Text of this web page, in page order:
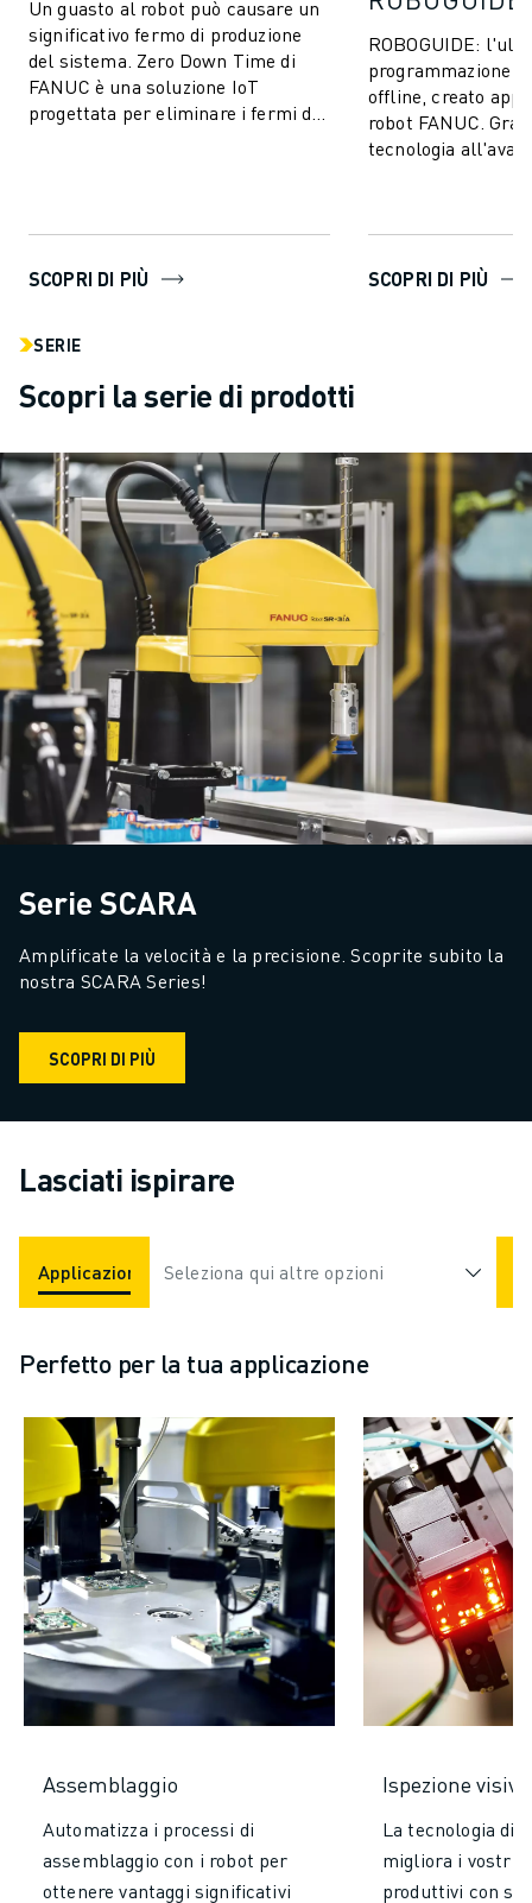
Un guasto al robot può causare un
significativo fermo di produzione
del sistema. Zero Down Time di
FANUC è una soluzione IoT
progettata per eliminare i fermi di
SCOPRI DI PIÙ
ROBOGUIDE:
programmazione
offline, creato
robot FANUC.
tecnologia
SCOPRI DI PIÙ
SERIE
Scopri la serie di prodotti
Serie SCARA
Amplificate la velocità e la precisione. Scoprite subito la
nostra SCARA Series!
SCOPRI DI PIÙ
Lasciati ispirare
Applicazioni Settori
Seleziona qui altre opzioni
Perfetto per la tua applicazione
Assemblaggio
Automatizza i processi di
assemblaggio con i robot per
ottenere vantaggi significativi
Ispezione visiva
La tecnologia di
migliora i vostri
produttivi con